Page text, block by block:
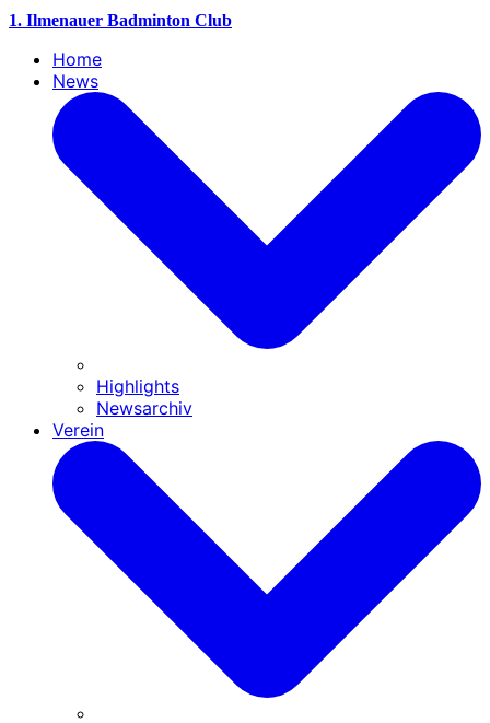
1. Ilmenauer Badminton Club
Home
News
Highlights
Newsarchiv
Verein